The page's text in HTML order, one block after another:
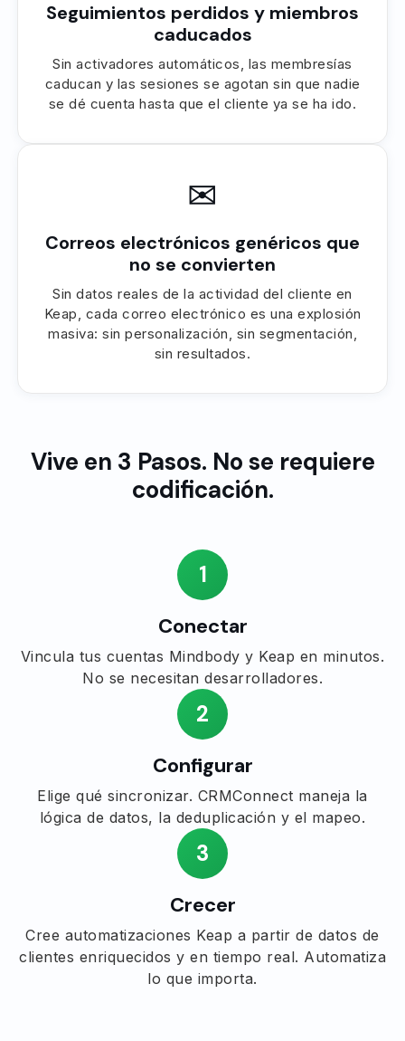
Seguimientos perdidos y miembros
caducados
Sin activadores automáticos, las membresías
caducan y las sesiones se agotan sin que nadie
se dé cuenta hasta que el cliente ya se ha ido.
✉
Correos electrónicos genéricos que
no se convierten
Sin datos reales de la actividad del cliente en
Keap, cada correo electrónico es una explosión
masiva: sin personalización, sin segmentación,
sin resultados.
Vive en 3 Pasos. No se requiere
codificación.
1
Conectar
Vincula tus cuentas Mindbody y Keap en minutos.
No se necesitan desarrolladores.
2
Configurar
Elige qué sincronizar. CRMConnect maneja la
lógica de datos, la deduplicación y el mapeo.
3
Crecer
Cree automatizaciones Keap a partir de datos de
clientes enriquecidos y en tiempo real. Automatiza
lo que importa.